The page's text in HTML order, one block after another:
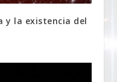
y la existencia del